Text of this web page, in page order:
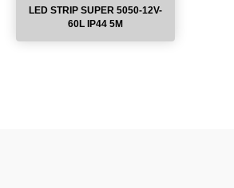
LED STRIP SUPER 5050-12V-
60L IP44 5M